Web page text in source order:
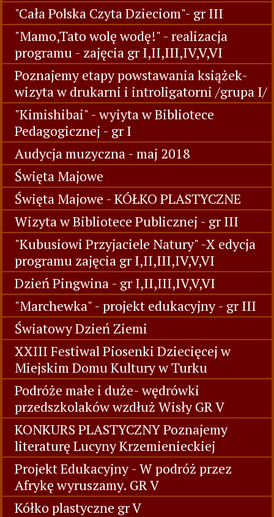
"Cała Polska Czyta Dzieciom"- gr III
"Mamo,Tato wolę wodę!" - realizacja
programu - zajęcia gr I,II,III,IV,V,VI
Poznajemy etapy powstawania książek-
wizyta w drukarni i introligatorni /grupa I/
"Kimishibai" - wyiyta w Bibliotece
Pedagogicznej - gr I
Audycja muzyczna - maj 2018
Święta Majowe
Święta Majowe - KÓŁKO PLASTYCZNE
Wizyta w Bibliotece Publicznej - gr III
"Kubusiowi Przyjaciele Natury" -X edycja
programu zajęcia gr I,II,III,IV,V,VI
Dzień Pingwina - gr I,II,III,IV,V,VI
"Marchewka" - projekt edukacyjny - gr III
Światowy Dzień Ziemi
XXIII Festiwal Piosenki Dziecięcej w
Miejskim Domu Kultury w Turku
Podróże małe i duże- wędrówki
przedszkolaków wzdłuż Wisły GR V
KONKURS PLASTYCZNY Poznajemy
literaturę Lucyny Krzemienieckiej
Projekt Edukacyjny - W podróż przez
Afrykę wyruszamy. GR V
Kółko plastyczne gr V